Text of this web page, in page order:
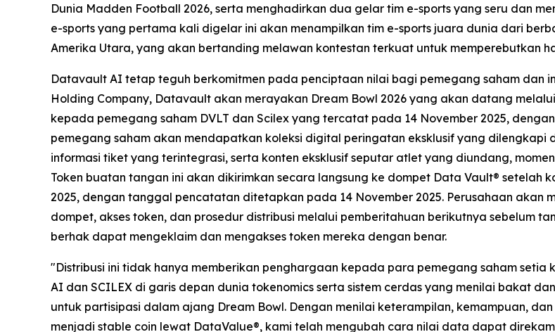
Dunia Madden Football 2026, serta menghadirkan dua gelar tim e-sports yang seru dan
e-sports yang pertama kali digelar ini akan menampilkan tim e-sports juara dunia dari
Amerika Utara, yang akan bertanding melawan kontestan terkuat untuk memperebutkan
Datavault AI tetap teguh berkomitmen pada penciptaan nilai bagi pemegang saham dan
Holding Company, Datavault akan merayakan Dream Bowl 2026 yang akan datang
kepada pemegang saham DVLT dan Scilex yang tercatat pada 14 November 2025,
pemegang saham akan mendapatkan koleksi digital peringatan eksklusif yang dilengkapi
informasi tiket yang terintegrasi, serta konten eksklusif seputar atlet yang diundang,
Token buatan tangan ini akan dikirimkan secara langsung ke dompet Data Vault®
2025, dengan tanggal pencatatan ditetapkan pada 14 November 2025. Perusahaan akan
dompet, akses token, dan prosedur distribusi melalui pemberitahuan berikutnya sebelum
berhak dapat mengeklaim dan mengakses token mereka dengan benar.
"Distribusi ini tidak hanya memberikan penghargaan kepada para pemegang saham
AI dan SCILEX di garis depan dunia tokenomics serta sistem cerdas yang menilai bakat
untuk partisipasi dalam ajang Dream Bowl. Dengan menilai keterampilan, kemampuan,
menjadi stable coin lewat DataValue®, kami telah mengubah cara nilai data dapat